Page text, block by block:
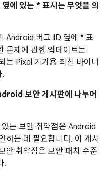
에 있는 * 표시는 무엇을 의
Android 버그 ID 옆에 * 표
문제에 관한 업데이트는
는 Pixel 기기용 최신 바이너
보안 게시판에 나누어
는 보안 취약점은 Android
하는 데 필요합니다. 이 게시
안 취약점은 보안 패치 수준
.